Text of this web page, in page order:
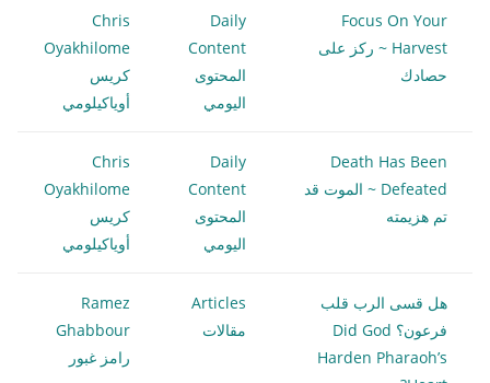
Focus On Your
Harvest ~ ركز على
حصادك
Daily
Content
المحتوى
اليومي
Chris
Oyakhilome
كريس
أوياكيلومي
Death Has Been
Defeated ~ الموت قد
تم هزيمته
Daily
Content
المحتوى
اليومي
Chris
Oyakhilome
كريس
أوياكيلومي
هل قسى الرب قلب
فرعون؟ Did God
Harden Pharaoh’s
Articles
مقالات
Ramez
Ghabbour
رامز غبور